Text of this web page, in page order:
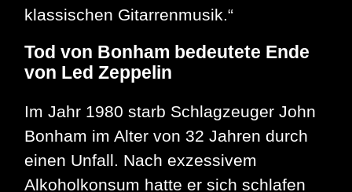
klassischen Gitarrenmusik.“
Tod von Bonham bedeutete Ende
von Led Zeppelin
Im Jahr 1980 starb Schlagzeuger John
Bonham im Alter von 32 Jahren durch
einen Unfall. Nach exzessivem
Alkoholkonsum hatte er sich schlafen